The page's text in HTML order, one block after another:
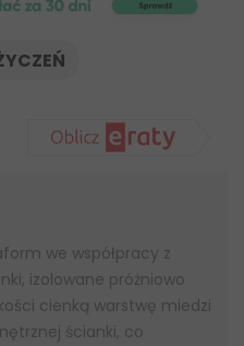
we współpracy z
izolowane próżniowo
cienką warstwę miedzi
ścianki, co